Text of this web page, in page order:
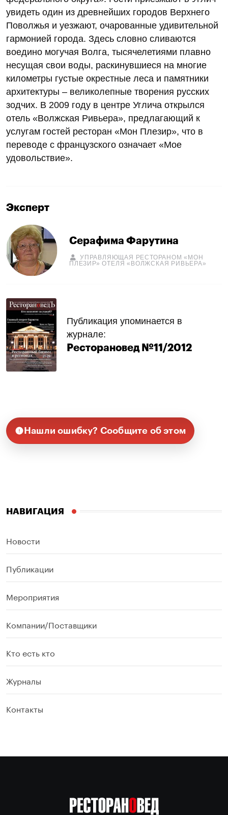
увидеть один из древнейших городов Верхнего
Поволжья и уезжают, очарованные удивительной
гармонией города. Здесь словно сливаются
воедино могучая Волга, тысячелетиями плавно
несущая свои воды, раскинувшиеся на многие
километры густые окрестные леса и памятники
архитектуры – великолепные творения русских
зодчих. В 2009 году в центре Углича открылся
отель «Волжская Ривьера», предлагающий к
услугам гостей ресторан «Мон Плезир», что в
переводе с французского означает «Мое
удовольствие».
Эксперт
Серафима Фарутина
УПРАВЛЯЮЩАЯ РЕСТОРАНОМ «МОН
ПЛЕЗИР» ОТЕЛЯ «ВОЛЖСКАЯ РИВЬЕРА»
Публикация упоминается в
журнале:
Ресторановед №11/2012
Нашли ошибку? Сообщите об этом
НАВИГАЦИЯ
Новости
Публикации
Мероприятия
Компании/Поставщики
Кто есть кто
Журналы
Контакты